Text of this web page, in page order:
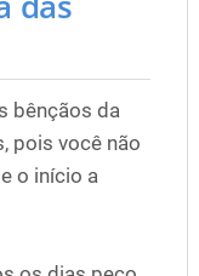
bênçãos da
pois você não
o início a